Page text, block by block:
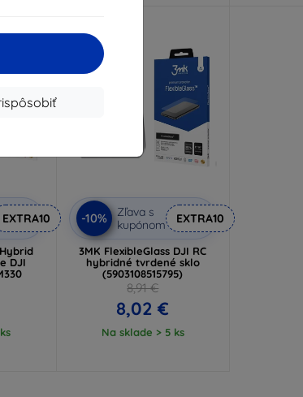
EXTRA10
DJI
-10%
-10%
Zľava s
kupónom
EXTRA10
3MK FlexibleGlass DJI RC
hybridné tvrdené sklo
(5903108515795)
8,91 €
8,02 €
Na sklade > 5 ks